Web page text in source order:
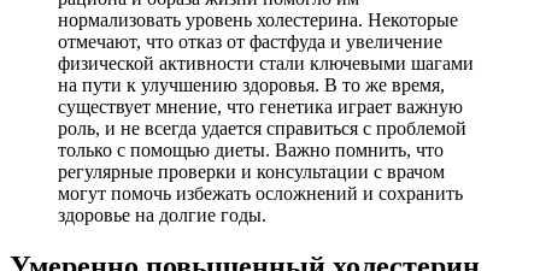
нормализовать уровень холестерина. Некоторые
отмечают, что отказ от фастфуда и увеличение
физической активности стали ключевыми шагами
на пути к улучшению здоровья. В то же время,
существует мнение, что генетика играет важную
роль, и не всегда удается справиться с проблемой
только с помощью диеты. Важно помнить, что
регулярные проверки и консультации с врачом
могут помочь избежать осложнений и сохранить
здоровье на долгие годы.